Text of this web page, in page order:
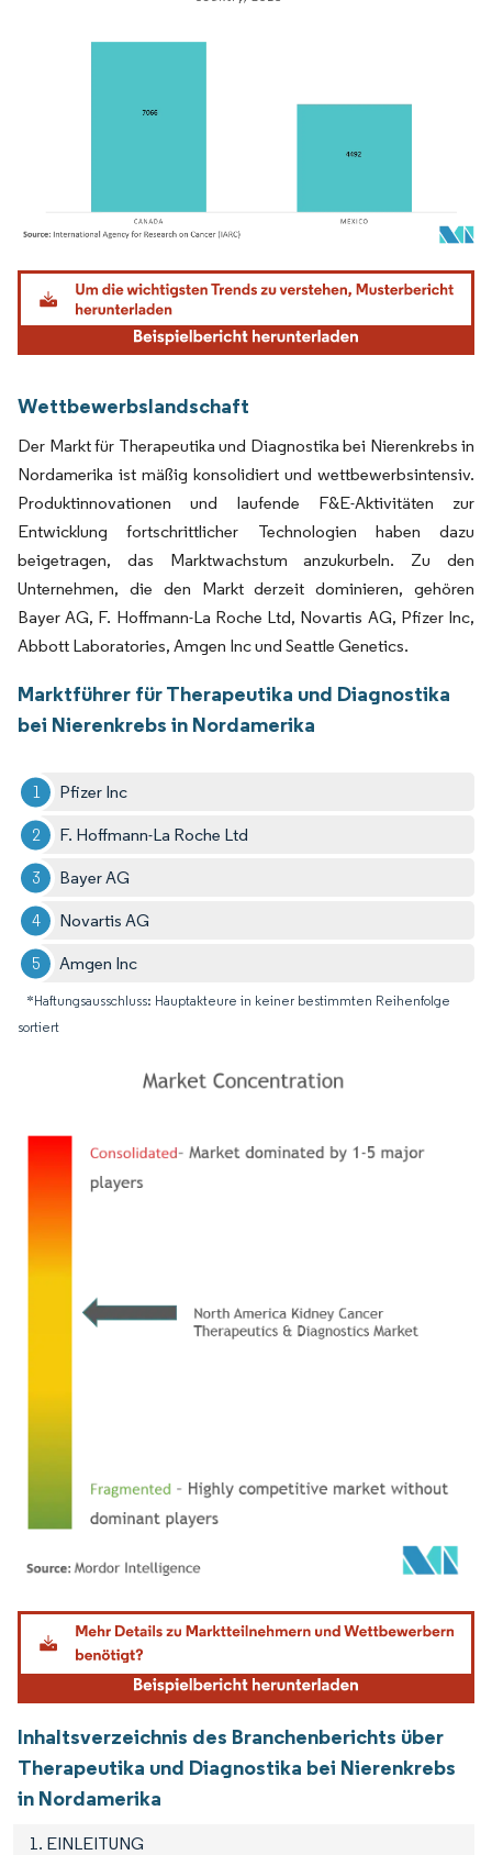
Bild © Mordor Intelligence. Wiederverwendung erfordert Namensnennung gemäß
Wettbewerbslandschaft
Der Markt für Therapeutika und Diagnostika bei Nierenkrebs in
Nordamerika ist mäßig konsolidiert und wettbewerbsintensiv.
Produktinnovationen und laufende F&E-Aktivitäten zur
Entwicklung fortschrittlicher Technologien haben dazu
beigetragen, das Marktwachstum anzukurbeln. Zu den
Unternehmen, die den Markt derzeit dominieren, gehören
Bayer AG, F. Hoffmann-La Roche Ltd, Novartis AG, Pfizer Inc,
Abbott Laboratories, Amgen Inc und Seattle Genetics.
Marktführer für Therapeutika und Diagnostika
bei Nierenkrebs in Nordamerika
Pfizer Inc
F. Hoffmann-La Roche Ltd
Bayer AG
Novartis AG
Amgen Inc
*Haftungsausschluss: Hauptakteure in keiner bestimmten Reihenfolge
sortiert
Bild © Mordor Intelligence. Wiederverwendung erfordert Namensnennung gemäß
Inhaltsverzeichnis des Branchenberichts über
Therapeutika und Diagnostika bei Nierenkrebs
in Nordamerika
1. EINLEITUNG